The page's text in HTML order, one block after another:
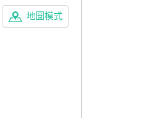
地圖模式